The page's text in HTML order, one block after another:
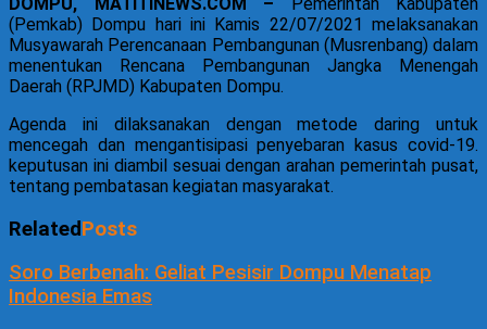
(Pemkab) Dompu hari ini Kamis 22/07/2021 melaksanakan
Musyawarah Perencanaan Pembangunan (Musrenbang) dalam
menentukan Rencana Pembangunan Jangka Menengah
Daerah (RPJMD) Kabupaten Dompu.
Agenda ini dilaksanakan dengan metode daring untuk
mencegah dan mengantisipasi penyebaran kasus covid-19.
keputusan ini diambil sesuai dengan arahan pemerintah pusat,
tentang pembatasan kegiatan masyarakat.
RelatedPosts
Soro Berbenah: Geliat Pesisir Dompu Menatap
Indonesia Emas